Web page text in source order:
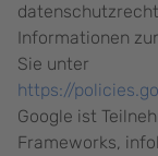
Informationen
Sie unter
https://
Google ist
Frameworks,